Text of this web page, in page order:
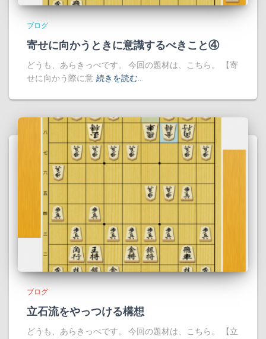
ブログ
寄せに向かうときに意識するべきこと④
どうも、あらきっぺです。 今回の題材は、こちら。 【寄
せに向かう際に意 続きを読む…
ブログ
立石流をやっつける構想
どうも、あらきっぺです。 今回の題材は、こちら。 【立